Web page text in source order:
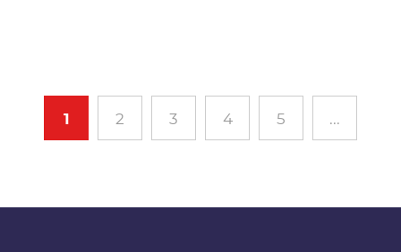
1 2 3 4 5 ...